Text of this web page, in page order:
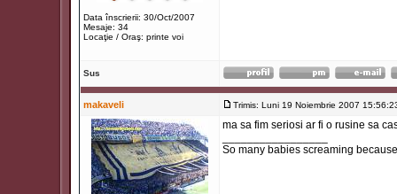
Data înscrierii: 30/Oct/2007
Mesaje: 34
Locaţie / Oraş: printe voi
Sus
makaveli Trimis: Luni 19 Noiembrie 2007
ma sa fim seriosi ar fi o rusine sa
So many babies screaming